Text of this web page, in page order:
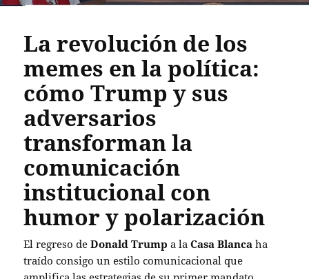
La revolución de los
memes en la política:
cómo Trump y sus
adversarios
transforman la
comunicación
institucional con
humor y polarización
El regreso deDonald Trump a laCasa Blanca ha
traído consigo un estilo comunicacional que